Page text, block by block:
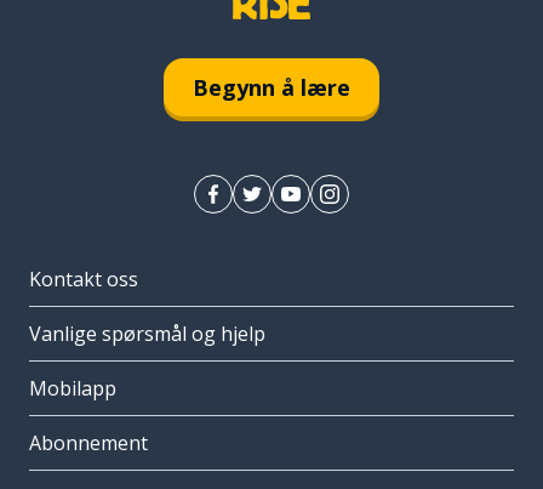
Begynn å lære
Kontakt oss
Vanlige spørsmål og hjelp
Mobilapp
Abonnement